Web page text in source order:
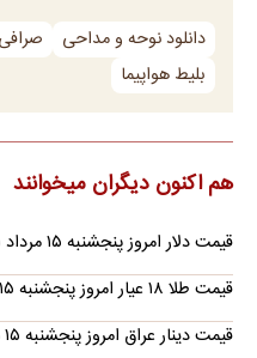
دانلود نوحه و مداحی
بلیط هواپیما
هم اکنون دیگران میخوانند
قیمت دلار امروز پنجشنبه ۱۵ مرداد ۱۴۰۵
قیمت طلا ۱۸ عیار امروز پنجشنبه ۱۵ مرداد ۱۴۰۵
قیمت دینار عراق امروز پنجشنبه ۱۵ مرداد ۱۴۰۵